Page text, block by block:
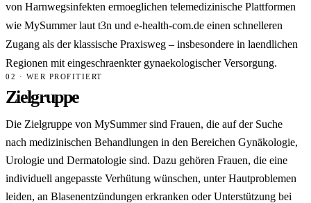
von Harnwegsinfekten ermoeglichen telemedizinische Plattformen
wie MySummer laut t3n und e-health-com.de einen schnelleren
Zugang als der klassische Praxisweg – insbesondere in laendlichen
Regionen mit eingeschraenkter gynaekologischer Versorgung.
02 · WER PROFITIERT
Zielgruppe
Die Zielgruppe von MySummer sind Frauen, die auf der Suche
nach medizinischen Behandlungen in den Bereichen Gynäkologie,
Urologie und Dermatologie sind. Dazu gehören Frauen, die eine
individuell angepasste Verhütung wünschen, unter Hautproblemen
leiden, an Blasenentzündungen erkranken oder Unterstützung bei